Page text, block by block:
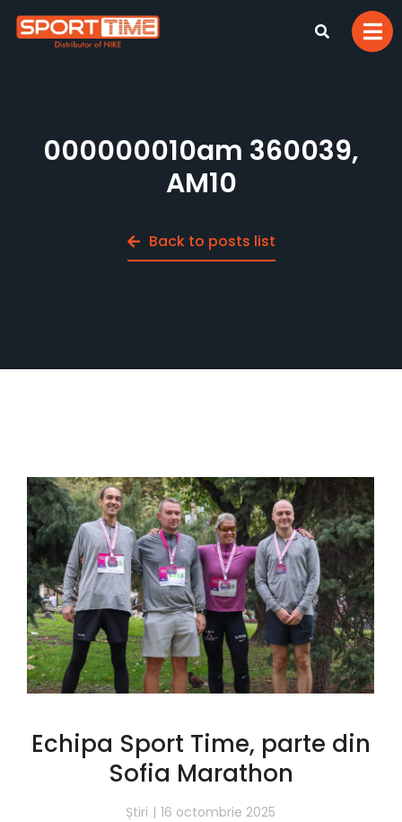
000000010am 360039,
AM10
Back to posts list
Echipa Sport Time, parte din
Sofia Marathon
Știri 16 octombrie 2025